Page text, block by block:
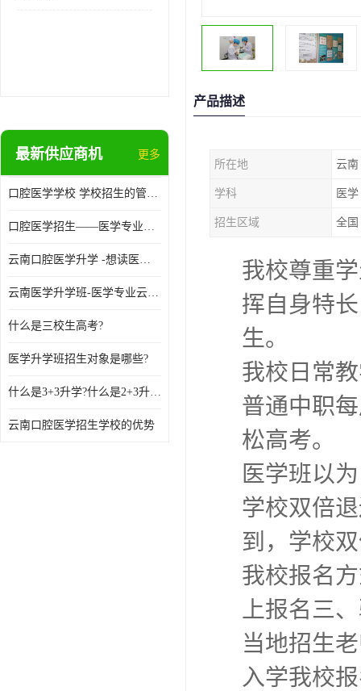
最新供应商机 更多
口腔医学学校 学校招生的管理制度
口腔医学招生——医学专业升学现状
云南口腔医学升学 -想读医学专业的你是否有太多的困惑?
云南医学升学班-医学专业云南升学优势
什么是三校生高考?
医学升学班招生对象是哪些?
什么是3+3升学?什么是2+3升学?
云南口腔医学招生学校的优势
产品描述
所在地 云南
学科 医学
招生区域 全国
我校尊重
挥自身特
生。
我校日常
普通中职
松高考。
医学班以
学校双倍
到，学校
我校报名
上报名三
当地招生
入学我校